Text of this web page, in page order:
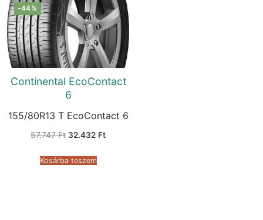
-44%
Continental EcoContact
6
155/80R13 T EcoContact 6
57.747Ft Original
57.747 Ft.
32.432 FtCurrent
Kosárba teszem